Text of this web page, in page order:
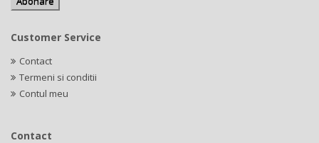
Customer Service
Contact
Termeni si conditii
Contul meu
Contact